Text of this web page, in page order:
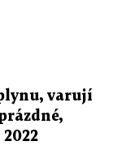
varují